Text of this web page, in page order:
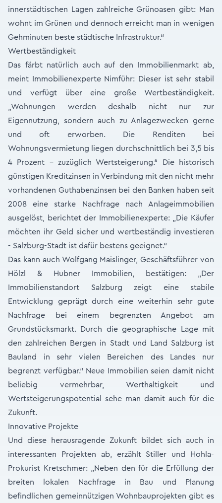
innerstädtischen Lagen zahlreiche Grünoasen gibt: Man
wohnt im Grünen und dennoch erreicht man in wenigen
Gehminuten beste städtische Infrastruktur.“
Wertbeständigkeit
Das färbt natürlich auch auf den Immobilienmarkt ab,
meint Immobilienexperte Nimführ: Dieser ist sehr stabil
und verfügt über eine große Wertbeständigkeit.
„Wohnungen werden deshalb nicht nur zur
Eigennutzung, sondern auch zu Anlagezwecken gerne
und oft erworben. Die Renditen bei
Wohnungsvermietung liegen durchschnittlich bei 3,5 bis
4 Prozent - zuzüglich Wertsteigerung.“ Die historisch
günstigen Kreditzinsen in Verbindung mit den nicht mehr
vorhandenen Guthabenzinsen bei den Banken haben seit
2008 eine starke Nachfrage nach Anlageimmobilien
ausgelöst, berichtet der Immobilienexperte: „Die Käufer
möchten ihr Geld sicher und wertbeständig investieren
- Salzburg-Stadt ist dafür bestens geeignet.“
Das kann auch Wolfgang Maislinger, Geschäftsführer von
Hölzl & Hubner Immobilien, bestätigen: „Der
Immobilienstandort Salzburg zeigt eine stabile
Entwicklung geprägt durch eine weiterhin sehr gute
Nachfrage bei einem begrenzten Angebot am
Grundstücksmarkt. Durch die geographische Lage mit
den zahlreichen Bergen in Stadt und Land Salzburg ist
Bauland in sehr vielen Bereichen des Landes nur
begrenzt verfügbar.“ Neue Immobilien seien damit nicht
beliebig vermehrbar, Werthaltigkeit und
Wertsteigerungspotential sehe man damit auch für die
Zukunft.
Innovative Projekte
Und diese herausragende Zukunft bildet sich auch in
interessanten Projekten ab, erzählt Stiller und Hohla-
Prokurist Kretschmer: „Neben den für die Erfüllung der
breiten lokalen Nachfrage in Bau und Planung
befindlichen gemeinnützigen Wohnbauprojekten gibt es